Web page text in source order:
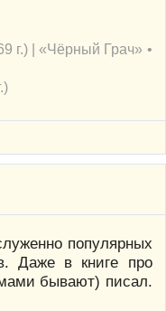
г.) | «Чёрный Грач» •
популярных
Даже в книге про
бывают) писал.